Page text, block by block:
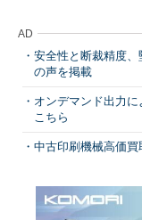
AD
安全性と断裁精度、
の声を掲載
オンデマンド出力
こちら
中古印刷機械高価